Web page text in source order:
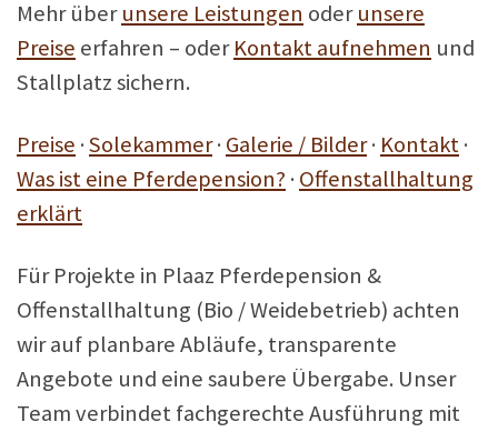
Mehr überunsere Leistungen oderunsere
Preise erfahren – oderKontakt aufnehmen und
Stallplatz sichern.
Preise ·Solekammer· Galerie / Bilder· Kontakt·
Was ist eine Pferdepension? · Offenstallhaltung
erklärt
Für Projekte in Plaaz Pferdepension &
Offenstallhaltung (Bio / Weidebetrieb) achten
wir auf planbare Abläufe, transparente
Angebote und eine saubere Übergabe. Unser
Team verbindet fachgerechte Ausführung mit